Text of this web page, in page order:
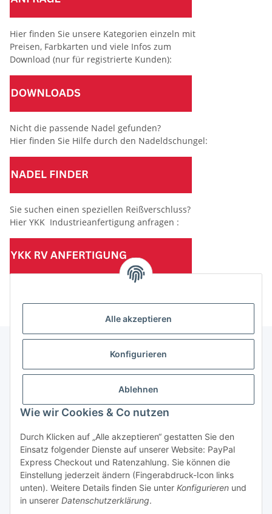
Alle akzeptieren
Konfigurieren
Ablehnen
Wie wir Cookies & Co nutzen
Durch Klicken auf „Alle akzeptieren“ gestatten Sie den
Einsatz folgender Dienste auf unserer Website: PayPal
Express Checkout und Ratenzahlung. Sie können die
Einstellung jederzeit ändern (Fingerabdruck-Icon links
unten). Weitere Details finden Sie unter Konfigurieren und
in unserer Datenschutzerklärung.
Hier finden Sie unsere Kategorien einzeln mit
Preisen, Farbkarten und viele Infos zum
Download (nur für registrierte Kunden):
Nicht die passende Nadel gefunden?
Hier finden Sie Hilfe durch den Nadeldschungel:
Sie suchen einen speziellen Reißverschluss?
Hier YKK Industrieanfertigung anfragen :
(Mindesttabnahmemenge 10 Stück je Länge und Farbe)
Informationen
Gesetzliche Informationen
Vertrag widerrufen